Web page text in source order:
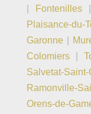
Fontenilles
Plaisance-du-
Garonne|
Colomiers|
Salvetat-
Ramonville-
Orens-de-